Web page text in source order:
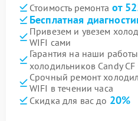
Стоимость ремонта от
Бесплатная
Привезем и увезем
WIFI сами
Гарантия на наши
холодильников Candy CF
Срочный ремонт
WIFI в течении часа
Скидка для вас до 20%